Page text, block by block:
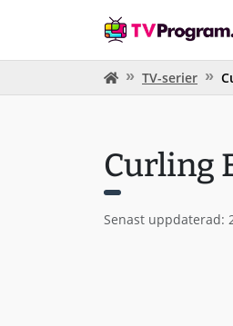
TV-serier
Curling
Senast uppdaterad: